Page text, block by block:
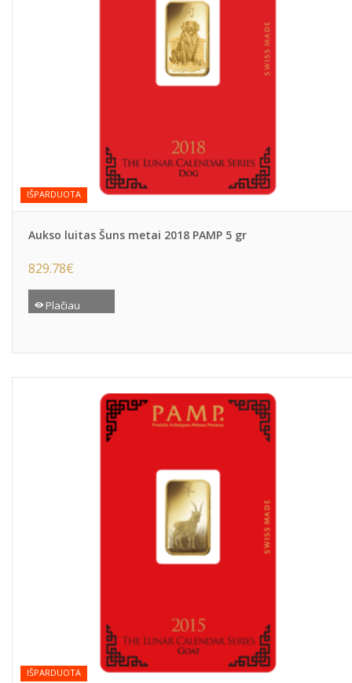
IŠPARDUOTA
Aukso luitas Šuns metai 2018 PAMP 5 gr
829.78€
Plačiau
IŠPARDUOTA